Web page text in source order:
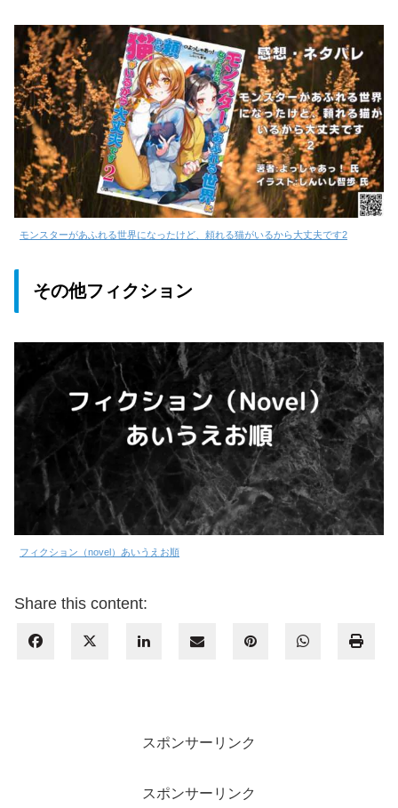
モンスターがあふれる世界になったけど、頼れる猫がいるから大丈夫です2
その他フィクション
フィクション（novel）あいうえお順
Share this content:
スポンサーリンク
スポンサーリンク